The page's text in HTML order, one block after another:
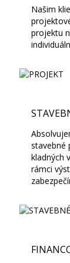
Našim
projektu
stavebné
kladných
rámci